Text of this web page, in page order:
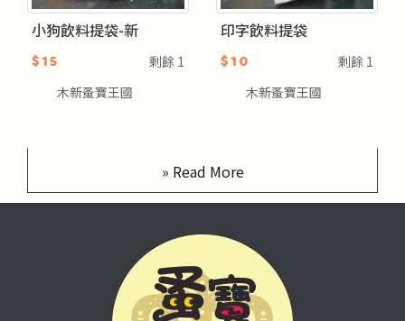
小狗飲料提袋-新
$15 剩餘 1
木新蚤寶王國
印字飲料提袋
$10 剩餘 1
木新蚤寶王國
» Read More